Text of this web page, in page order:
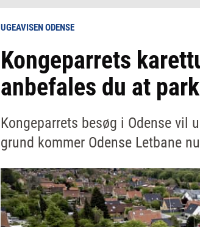
UGEAVISEN ODENSE
Kongeparrets
anbefales du at
Kongeparrets besøg i Odense
grund kommer Odense Letbane